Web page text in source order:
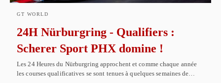
GT WORLD
24H Nürburgring - Qualifiers :
Scherer Sport PHX domine !
Les 24 Heures du Nürburgring approchent et comme chaque année
les courses qualificatives se sont tenues à quelques semaines de…